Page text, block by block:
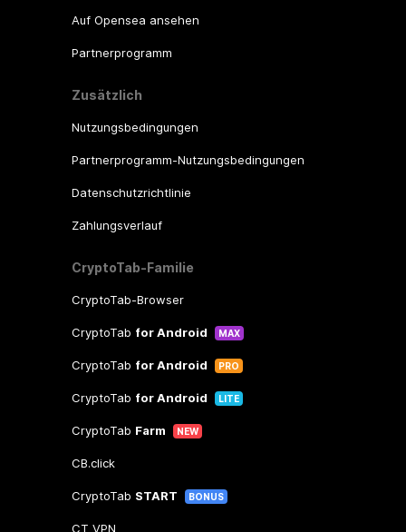
Auf Opensea ansehen
Partnerprogramm
Zusätzlich
Nutzungsbedingungen
Partnerprogramm-Nutzungsbedingungen
Datenschutzrichtlinie
Zahlungsverlauf
CryptoTab-Familie
CryptoTab-Browser
CryptoTab for Android MAX
CryptoTab for Android PRO
CryptoTab for Android LITE
CryptoTab Farm NEW
CB.click
CryptoTab START BONUS
CT VPN